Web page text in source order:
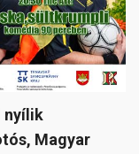
nyílik
Magyar